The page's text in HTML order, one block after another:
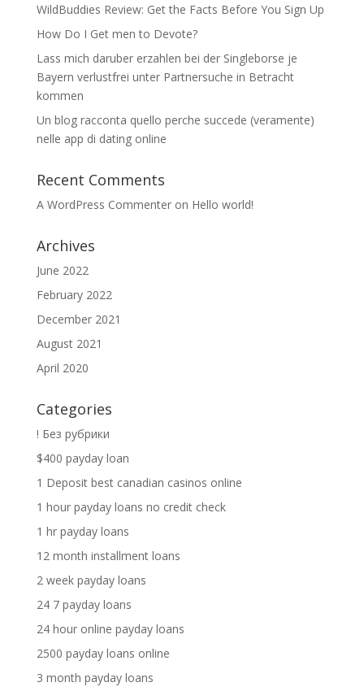
WildBuddies Review: Get the Facts Before You Sign Up
How Do I Get men to Devote?
Lass mich daruber erzahlen bei der Singleborse je
Bayern verlustfrei unter Partnersuche in Betracht
kommen
Un blog racconta quello perche succede (veramente)
nelle app di dating online
Recent Comments
A WordPress Commenteron Hello world!
Archives
June 2022
February 2022
December 2021
August 2021
April 2020
Categories
! Без рубрики
$400 payday loan
1 Deposit best canadian casinos online
1 hour payday loans no credit check
1 hr payday loans
12 month installment loans
2 week payday loans
24 7 payday loans
24 hour online payday loans
2500 payday loans online
3 month payday loans